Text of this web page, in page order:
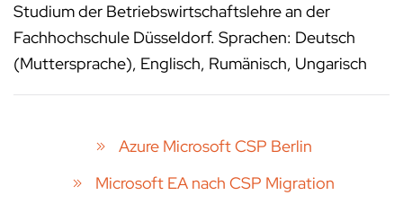
Studium der Betriebswirtschaftslehre an der
Fachhochschule Düsseldorf. Sprachen: Deutsch
(Muttersprache), Englisch, Rumänisch, Ungarisch
Azure Microsoft CSP Berlin
Microsoft EA nach CSP Migration